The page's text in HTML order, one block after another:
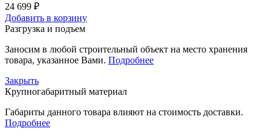
24 699 ₽
Добавить в корзину
Разгрузка и подъем
Заносим в любой строительный объект на место хранения
товара, указанное Вами. Подробнее
Закрыть
Крупногабаритный материал
Габариты данного товара влияют на стоимость доставки.
Подробнее